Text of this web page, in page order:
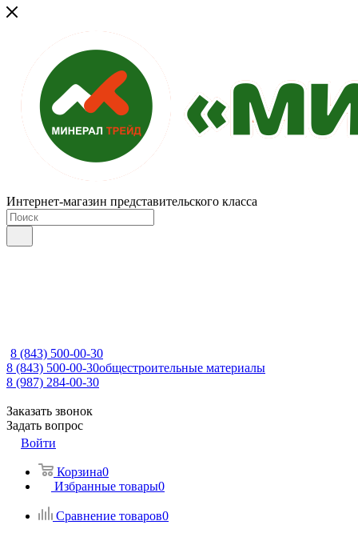
Интернет-магазин представительского класса
8 (843) 500-00-30
8 (843) 500-00-30общестроительные материалы
8 (987) 284-00-30
Заказать звонок
Задать вопрос
Войти
Корзина0
Избранные товары0
Сравнение товаров0